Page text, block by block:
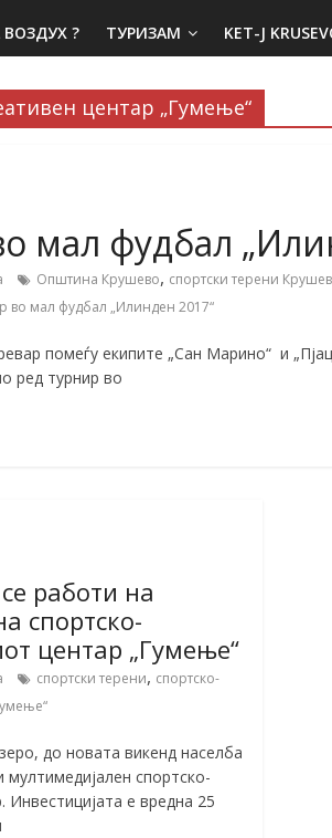
? ТУРИЗАМ KET-J
центар „Гумење“
мал фудбал
Општина Крушево, спортски терени
во мал фудбал „Илинден 2017“
помеѓу екипите „Сан Марино“ и
ред турнир во
работи на
спортско-
центар „Гумење“
спортски терени, спортско-
до новата викенд населба
мултимедијален спортско-
Инвестицијата е вредна 25